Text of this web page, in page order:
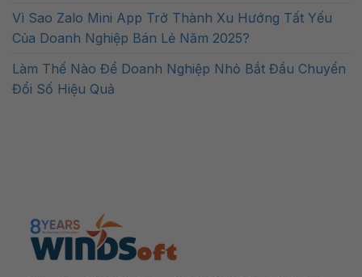
Vì Sao Zalo Mini App Trở Thành Xu Hướng Tất Yếu
Của Doanh Nghiệp Bán Lẻ Năm 2025?
Làm Thế Nào Để Doanh Nghiệp Nhỏ Bắt Đầu Chuyển
Đổi Số Hiệu Quả